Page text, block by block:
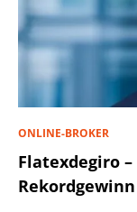
ONLINE-BROKER
Flatexdegiro